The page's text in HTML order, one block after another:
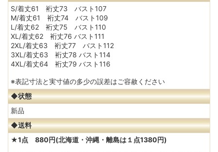
S/着丈61 裄丈73 バスト107
M/着丈61 裄丈74 バスト109
L/着丈62 裄丈75 バスト110
XL/着丈62 裄丈76 バスト111
2XL/着丈63 裄丈77 バスト112
3XL/着丈63 裄丈78 バスト114
4XL/着丈64 裄丈79 バスト116
※表記寸法と実寸値の多少の誤差はご容赦ください
◆状態
新品
◆送料
★1点 880円(北海道・沖縄・離島は１点1380円)